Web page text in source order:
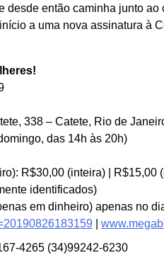
desde então caminha junto
a uma nova assinatura à
338 – Catete, Rio de
das 14h às 20h)
R$30,00 (inteira) |
identificados)
em dinheiro) apenas no
4265 (34)99242-6230